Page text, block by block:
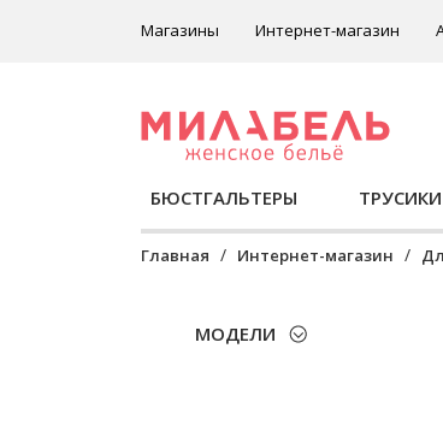
Магазины Интернет-магазин
БЮСТГАЛЬТЕРЫ ТРУСИКИ
Главная Интернет-магазин
МОДЕЛИ